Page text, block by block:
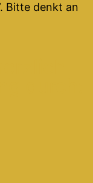
Bitte denkt an